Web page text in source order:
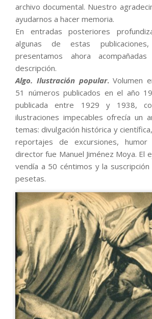
archivo documental. Nuestro
ayudarnos a hacer memoria.
En entradas posteriores
algunas de estas
presentamos ahora
descripción.
Algo. Ilustración popular.Volumen
51 números publicados en el año
publicada entre 1929 y 1938,
ilustraciones impecables ofrecía un
temas: divulgación histórica y
reportajes de excursiones,
director fue Manuel Jiménez Moya. El
vendía a 50 céntimos y la
pesetas.